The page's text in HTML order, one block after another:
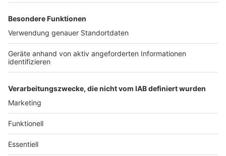
Anzeige
Mehr zu Spartipps, Patientenrechten und
Kassenleistungen findet Ihr auch noch bei"Kostenfalle
Anzeige